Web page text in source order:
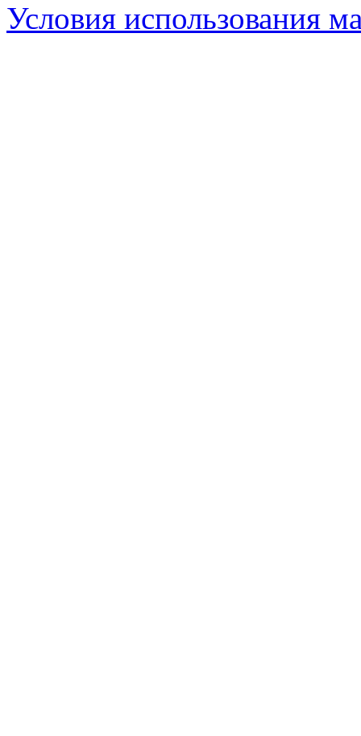
Условия использования